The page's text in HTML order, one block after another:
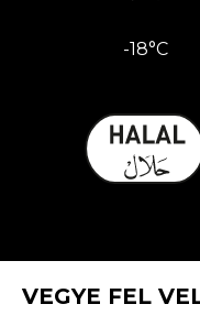
-18°C
VEGYE FEL